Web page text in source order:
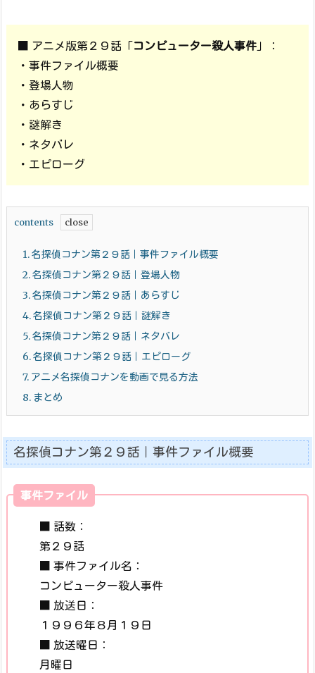
■ アニメ版第２９話「コンピューター殺人事件 」：
・事件ファイル概要
・登場人物
・あらすじ
・謎解き
・ネタバレ
・エピローグ
contents
1.名探偵コナン第２９話｜事件ファイル概要
2.名探偵コナン第２９話｜登場人物
3.名探偵コナン第２９話｜あらすじ
4.名探偵コナン第２９話｜謎解き
5.名探偵コナン第２９話｜ネタバレ
6.名探偵コナン第２９話｜エピローグ
7. アニメ名探偵コナンを動画で見る方法
8. まとめ
名探偵コナン第２９話｜事件ファイル概要
事件ファイル
■ 話数：
第２９話
■ 事件ファイル名：
コンピューター殺人事件
■ 放送日：
１９９６年８月１９日
■ 放送曜日：
月曜日